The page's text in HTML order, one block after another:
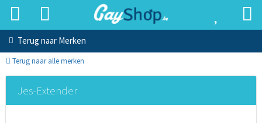
Terug naar Merken
Terug naar alle merken
Jes-Extender